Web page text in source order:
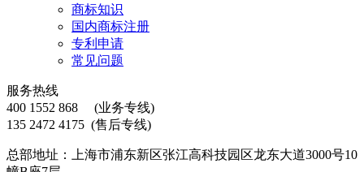
商标知识
国内商标注册
专利申请
常见问题
服务热线
400 1552 868
(业务专线)
135 2472 4175 (售后专线)
总部地址：上海市浦东新区张江高科技园区龙东大道3000号10